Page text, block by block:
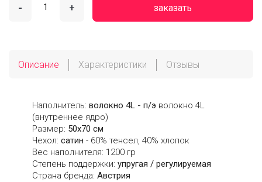
- + заказать
Описание Характеристики Отзывы
Наполнитель: волокно 4L - п/э волокно 4L
(внутреннее ядро)
Размер: 50х70 см
Чехол: сатин - 60% тенсел, 40% хлопок
Вес наполнителя: 1200 гр
Степень поддержки: упругая / регулируемая
Страна бренда: Австрия